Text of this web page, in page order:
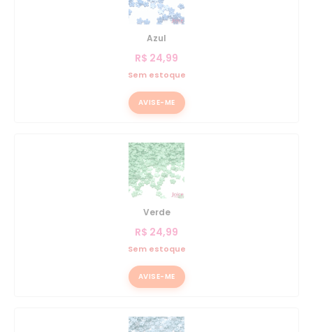
Azul
R$ 24,99
Sem estoque
AVISE-ME
Verde
R$ 24,99
Sem estoque
AVISE-ME